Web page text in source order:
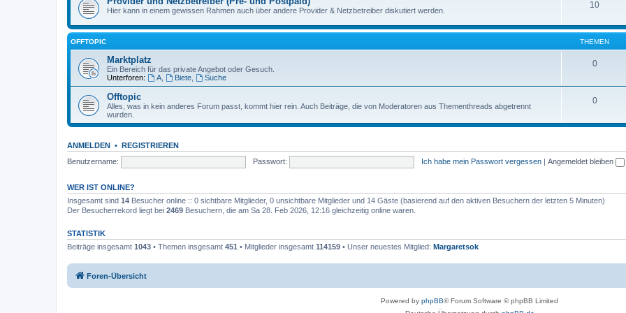
Hier kann in einem gewissen Rahmen auch über andere Provider & Netzbetreiber diskutiert werden.
10
OFFTOPIC THEMEN
Marktplatz
Ein Bereich für das private Angebot oder Gesuch.
Unterforen:
A, Biete, Suche
0
Offtopic
Alles, was in kein anderes Forum passt, kommt hier rein. Auch Beiträge, die von Moderatoren aus Thementhreads abgetrennt
wurden.
0
ANMELDEN • REGISTRIEREN
Benutzername:
Passwort: Ich habe mein Passwort vergessen | Angemeldet bleiben
WER IST ONLINE?
Insgesamt sind 14 Besucher online :: 0 sichtbare Mitglieder, 0 unsichtbare Mitglieder und 14 Gäste (basierend auf den aktiven Besuchern der letzten 5 Minuten)
Der Besucherrekord liegt bei 2469 Besuchern, die am Sa 28. Feb 2026, 12:16 gleichzeitig online waren.
STATISTIK
Beiträge insgesamt 1043 • Themen insgesamt 451 • Mitglieder insgesamt 114159 • Unser neuestes Mitglied: Margaretsok
Foren-Übersicht
Powered by phpBB® Forum Software © phpBB Limited